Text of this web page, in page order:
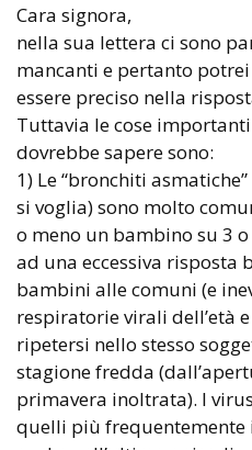
Cara signora,
nella sua lettera ci sono
mancanti e pertanto
essere preciso nella
Tuttavia le cose
dovrebbe sapere sono:
1) Le “bronchiti
si voglia) sono molto
o meno un bambino su 3
ad una eccessiva risposta
bambini alle comuni (e
respiratorie virali dell’età
ripetersi nello stesso
stagione fredda
primavera inoltrata). I
quelli più frequentemente